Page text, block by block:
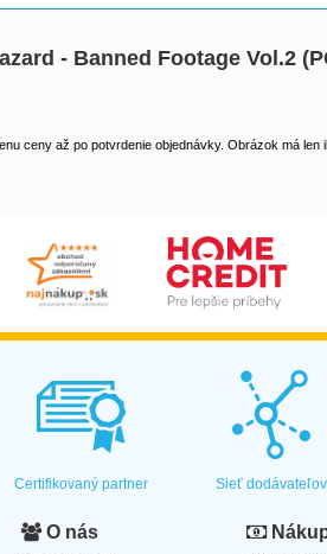
- Banned Footage Vol.2
ceny až po potvrdenie objednávky. Obrázok má len
Certifikovaný partner Sieť dodávateľov
O nás